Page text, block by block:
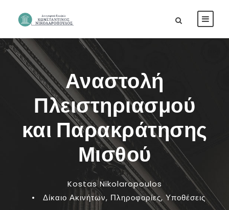
Αναστολή
Πλειστηριασμού
και Παρακράτησης
Μισθού
Kostas Nikolaropoulos
•
Δίκαιο Ακινήτων, Πληροφορίες, Υποθέσεις